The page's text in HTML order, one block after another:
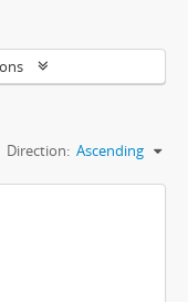
Direction: Ascending